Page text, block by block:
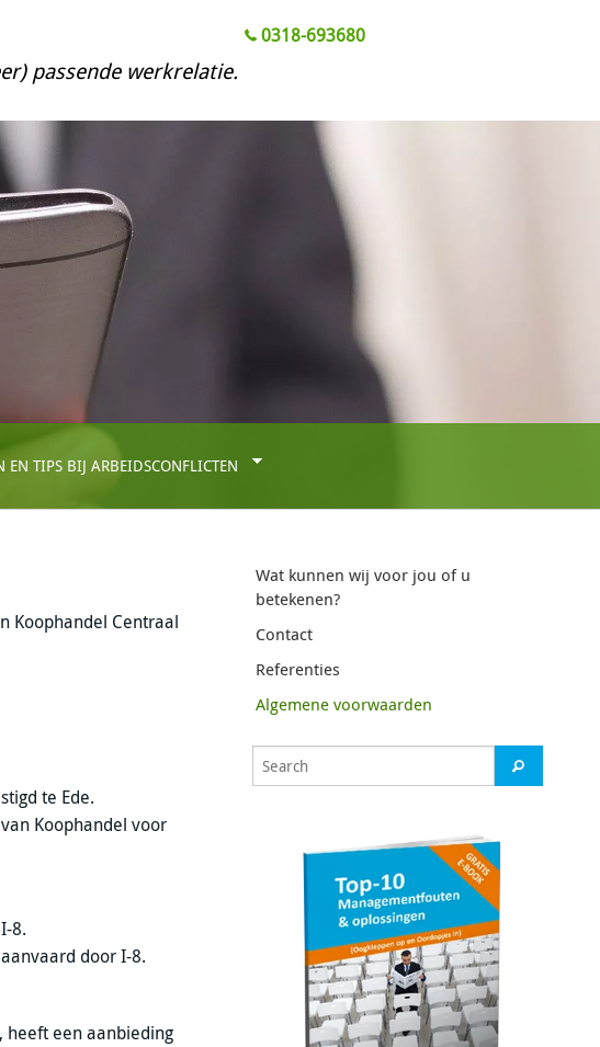
0318-693680
passende werkrelatie.
EN TIPS BIJ ARBEIDSCONFLICTEN
Koophandel Centraal
te Ede.
Koophandel voor
8.
door I-8.
heeft een aanbieding
Wat kunnen wij voor jou of u
betekenen?
Contact
Referenties
Algemene voorwaarden